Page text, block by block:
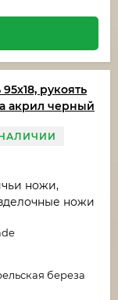
рукоять
акрил черный
ножи,
ножи
береза